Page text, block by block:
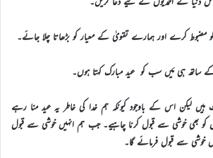
مضبوط کرے اور ہمارے تقویٰ کے معیار کو بڑھاتا چلا جائے۔
ساتھ ہی مَیں سب کو عید مبارک کہتا ہوں۔
لیکن اس کے باوجود کیونکہ ہم خدا کی خاطر یہ عید منا رہے
کو بھی خوشی سے قبول کرنا چاہیے۔ جب ہم انہیں خوشی سے قبول
خوشی سے قبول فرمائے گا۔